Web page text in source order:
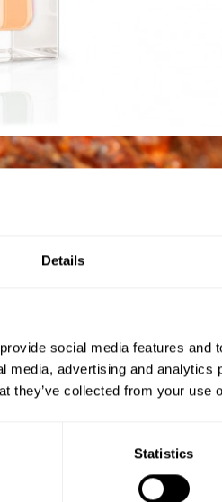
Details
social media features and
media, advertising and analytics
they’ve collected from your use
Statistics